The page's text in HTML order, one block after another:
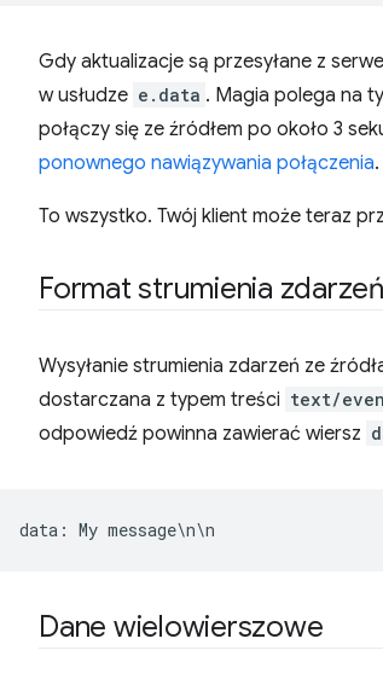
Gdy aktualizacje są przesyłane z
w usłudze e.data . Magia polega na
połączy się ze źródłem po około 3
ponownego nawiązywania połączenia.
To wszystko. Twój klient może teraz
Format strumienia zdarzeń
Wysyłanie strumienia zdarzeń ze
dostarczana z typem treści text/
odpowiedź powinna zawierać wiersz
data : My message\n\n
Dane wielowierszowe